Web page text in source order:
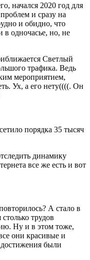
начался 2020 год для
и сразу на
и обидно, что
в одночасье, но, не
Светлый
трафика. Ведь
мероприятием,
Ух, а его нету((((. Он
порядка 35 тысяч
динамику
все же есть и вот
А стало в
трудов
Ну и в этом тоже,
они красивые и
были